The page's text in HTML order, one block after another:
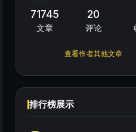
71745
文章
20
评论
查看作者其他文章
排行榜展示